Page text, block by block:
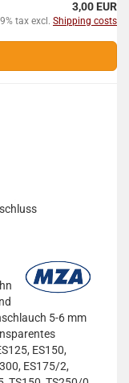
3,00 EUR
tax excl. Shipping costs
5-6 mm
ES150,
ES175/2,